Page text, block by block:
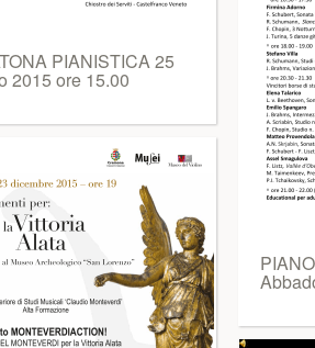
PIANISTICA 25
2015 ore 15.00